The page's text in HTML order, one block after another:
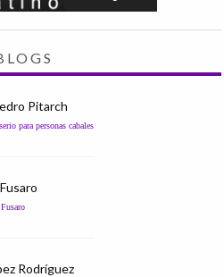
Pitarch
para personas cabales
Rodríguez